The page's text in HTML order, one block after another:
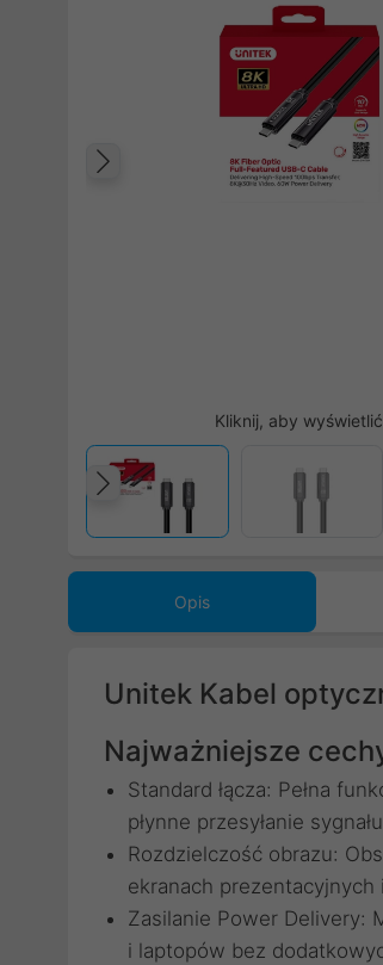
Poprzedni
Kliknij, aby
Poprzedni
Opis
Unitek Kabel
Najważniejsze
Standard łącza: Pełna
płynne przesyłanie
Rozdzielczość obrazu:
ekranach
Zasilanie Power Delivery:
i laptopów bez